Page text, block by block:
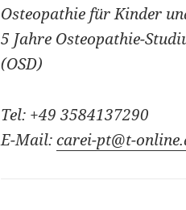
Osteopathie für Kinder
5 Jahre Osteopathie-
(OSD)
Tel: +49 3584137290
E-Mail:carei-pt@t-